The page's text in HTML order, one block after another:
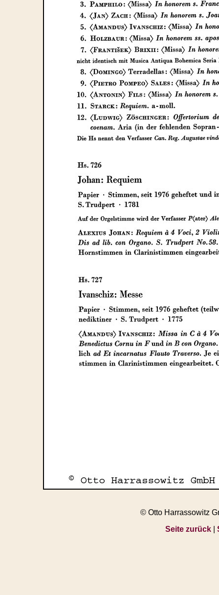
© Otto Harrassowitz
Seite zurück|